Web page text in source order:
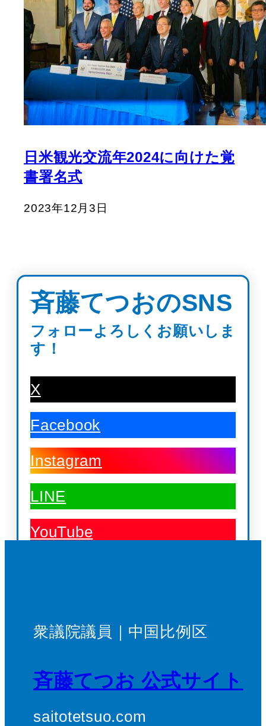
日米観光交流年2024に向けた覚
書署名式
2023年12月3日
斉藤てつおのSNS
フォローよろしくお願いしま
す！
X
Facebook
Instagram
LINE
YouTube
衆議院議員｜中国比例区
斉藤てつお 公式サイト
saitotetsuo.com